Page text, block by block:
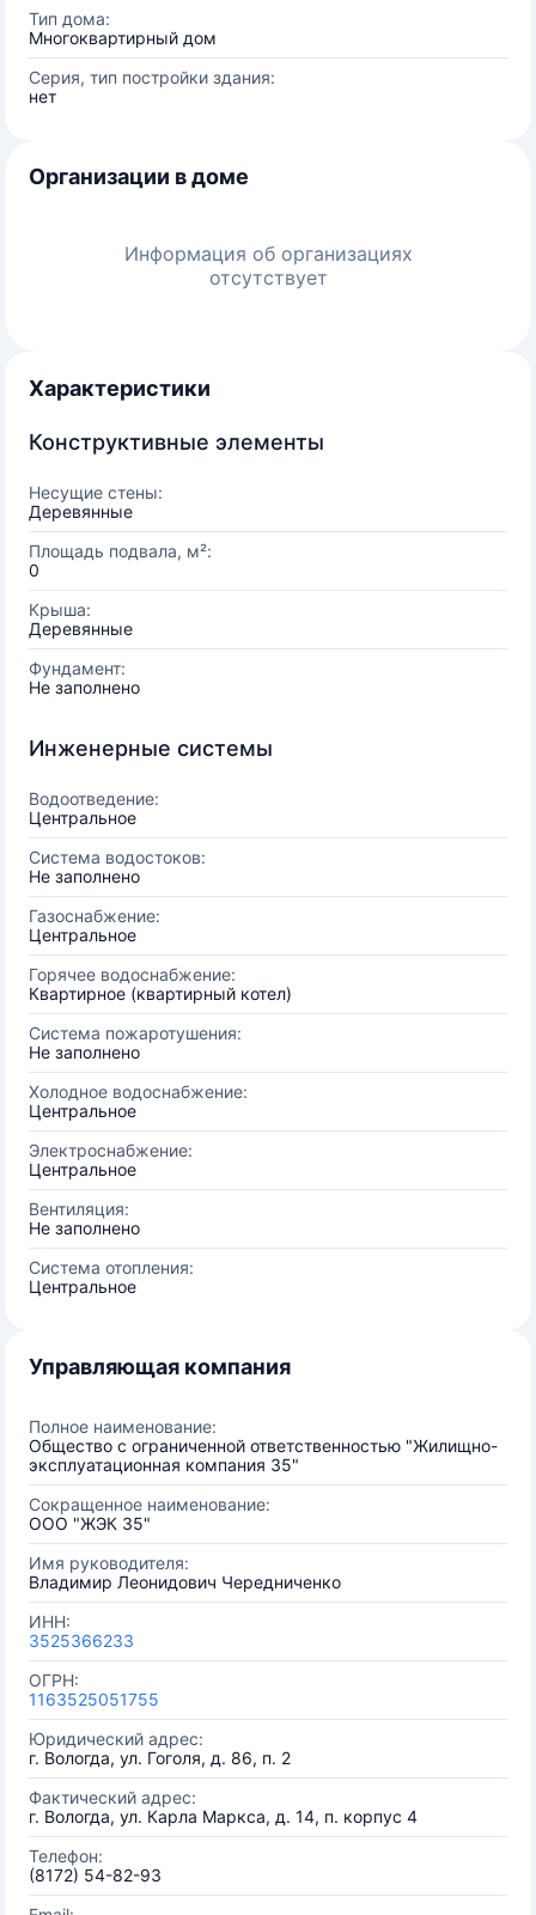
Тип дома:
Многоквартирный дом
Серия, тип постройки здания:
нет
Организации в доме
Информация об организациях
отсутствует
Характеристики
Конструктивные элементы
Несущие стены:
Деревянные
Площадь подвала, м²:
0
Крыша:
Деревянные
Фундамент:
Не заполнено
Инженерные системы
Водоотведение:
Центральное
Система водостоков:
Не заполнено
Газоснабжение:
Центральное
Горячее водоснабжение:
Квартирное (квартирный котел)
Система пожаротушения:
Не заполнено
Холодное водоснабжение:
Центральное
Электроснабжение:
Центральное
Вентиляция:
Не заполнено
Система отопления:
Центральное
Управляющая компания
Полное наименование:
Общество с ограниченной ответственностью "Жилищно-
эксплуатационная компания 35"
Сокращенное наименование:
ООО "ЖЭК 35"
Имя руководителя:
Владимир Леонидович Чередниченко
ИНН:
3525366233
ОГРН:
1163525051755
Юридический адрес:
г. Вологда, ул. Гоголя, д. 86, п. 2
Фактический адрес:
г. Вологда, ул. Карла Маркса, д. 14, п. корпус 4
Телефон:
(8172) 54-82-93